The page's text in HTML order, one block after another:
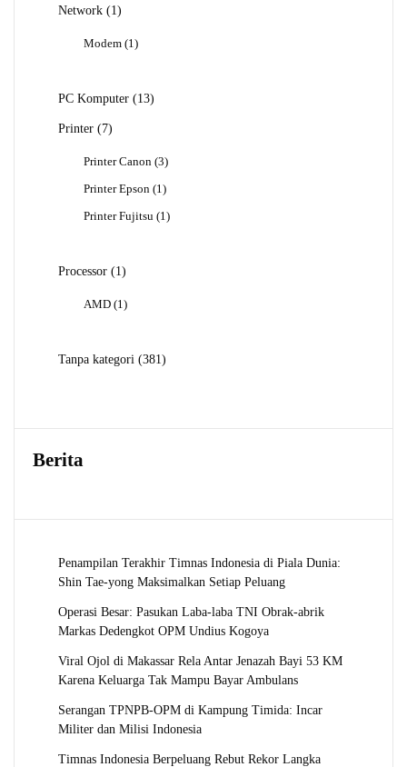
Network 11
Modem 1 1
PC Komputer 1313
Printer
77
Printer Canon 33
Printer Epson
1 1
Printer Fujitsu
1 1
Processor 11
AMD 1 1
Tanpa kategori 381381
Berita
Penampilan Terakhir Timnas Indonesia di Piala Dunia:
Shin Tae-yong Maksimalkan Setiap Peluang
Operasi Besar: Pasukan Laba-laba TNI Obrak-abrik
Markas Dedengkot OPM Undius Kogoya
Viral Ojol di Makassar Rela Antar Jenazah Bayi 53 KM
Karena Keluarga Tak Mampu Bayar Ambulans
Serangan TPNPB-OPM di Kampung Timida: Incar
Militer dan Milisi Indonesia
Timnas Indonesia Berpeluang Rebut Rekor Langka